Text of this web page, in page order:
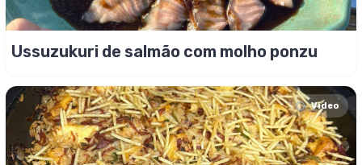
Ussuzukuri de salmão com molho ponzu
Video